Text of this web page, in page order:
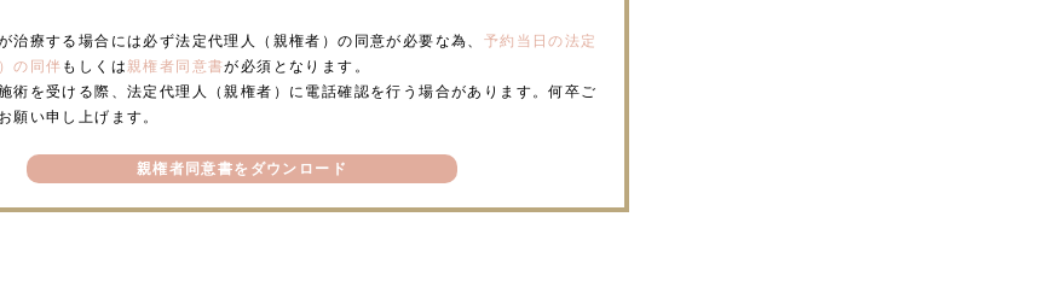
治療する場合には必ず法定代理人（親権者）の同意が必要な為、 予約当日の法定
の同伴 もしくは親権者同意書が必須となります。
術を受ける際、法定代理人（親権者）に電話確認を行う場合があります。何卒ご
願い申し上げます。
親権者同意書をダウンロード